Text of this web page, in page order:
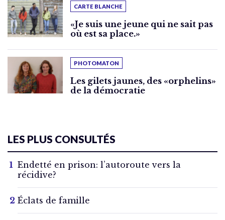
CARTE BLANCHE
«Je suis une jeune qui ne sait pas
où est sa place.»
PHOTOMATON
Les gilets jaunes, des «orphelins»
de la démocratie
LES PLUS CONSULTÉS
Endetté en prison: l’autoroute vers la
récidive?
Éclats de famille